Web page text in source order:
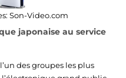
Son-Video.com
japonaise au service
des groupes les plus